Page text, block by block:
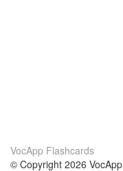
VocApp Flashcards
© Copyright 2026 VocApp